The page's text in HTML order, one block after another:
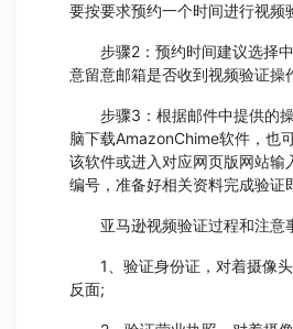
要按要求预约一个时间进行视频
步骤2：预约时间建议选择中
意留意邮箱是否收到视频验证操
步骤3：根据邮件中提供的操
脑下载AmazonChime软件，也
该软件或进入对应网页版网站输
编号，准备好相关资料完成验证
亚马逊视频验证过程和注意
1、验证身份证，对着摄像头
反面;